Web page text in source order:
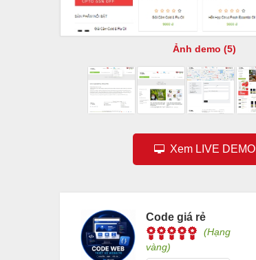
Ảnh demo (5)
Xem LIVE DEMO
Code giá rẻ
(Hạng
vàng)